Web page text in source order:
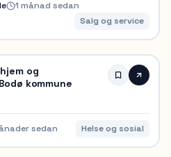
1 månad sedan
Salg og service
og
kommune
sedan Helse og sosial